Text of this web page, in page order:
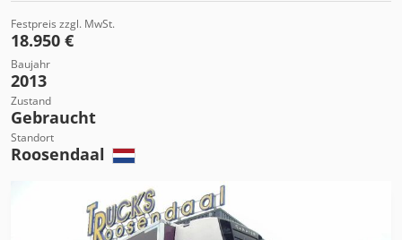
Festpreis zzgl. MwSt.
18.950 €
Baujahr
2013
Zustand
Gebraucht
Standort
Roosendaal